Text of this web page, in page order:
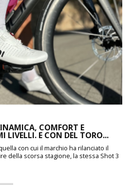
COMFORT E
LIVELLI. E CON DEL TORO...
con cui il marchio ha rilanciato il
della scorsa stagione, la stessa Shot 3